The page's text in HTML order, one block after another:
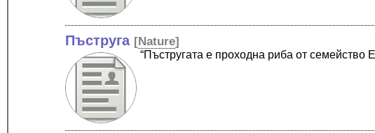
Пъструга [Nature]
“Пъстругата е проходна риба от